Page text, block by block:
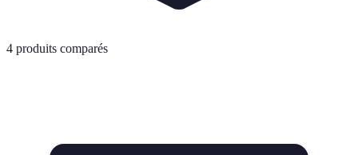
4 produits comparés